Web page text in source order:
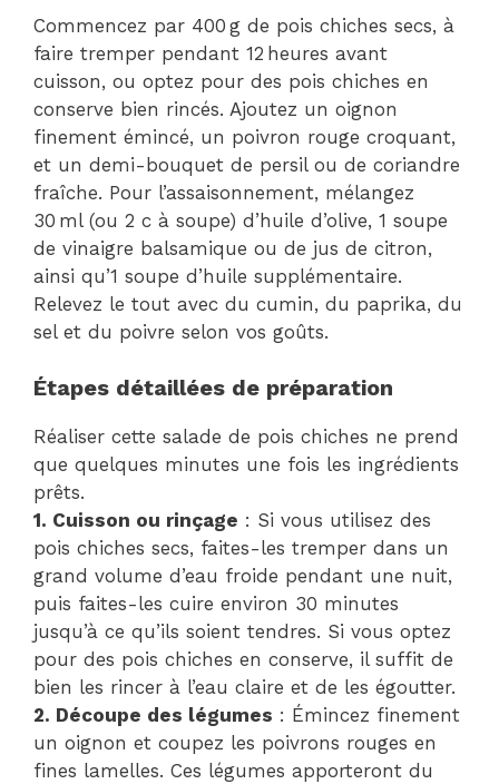
Commencez par 400 g de pois chiches secs, à
faire tremper pendant 12 heures avant
cuisson, ou optez pour des pois chiches en
conserve bien rincés. Ajoutez un oignon
finement émincé, un poivron rouge croquant,
et un demi-bouquet de persil ou de coriandre
fraîche. Pour l’assaisonnement, mélangez
30 ml (ou 2 c à soupe) d’huile d’olive, 1 soupe
de vinaigre balsamique ou de jus de citron,
ainsi qu’1 soupe d’huile supplémentaire.
Relevez le tout avec du cumin, du paprika, du
sel et du poivre selon vos goûts.
Étapes détaillées de préparation
Réaliser cette salade de pois chiches ne prend
que quelques minutes une fois les ingrédients
prêts.
1. Cuisson ou rinçage : Si vous utilisez des
pois chiches secs, faites-les tremper dans un
grand volume d’eau froide pendant une nuit,
puis faites-les cuire environ 30 minutes
jusqu’à ce qu’ils soient tendres. Si vous optez
pour des pois chiches en conserve, il suffit de
bien les rincer à l’eau claire et de les égoutter.
2. Découpe des légumes : Émincez finement
un oignon et coupez les poivrons rouges en
fines lamelles. Ces légumes apporteront du